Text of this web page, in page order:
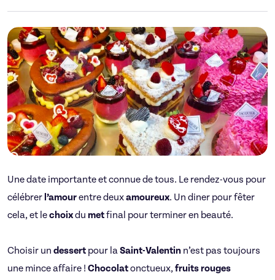
Une date importante et connue de tous. Le rendez-vous pour
célébrerl’amourentre deuxamoureux. Un diner pour fêter
cela, et lechoixdu metfinal pour terminer en beauté.
Choisir un dessert pour laSaint-Valentin n’est pas toujours
une mince affaire ! Chocolatonctueux,fruits rouges